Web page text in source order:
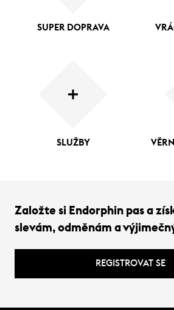
SUPER DOPRAVA
SLUŽBY
Založte si Endorphin pas a
slevám, odměnám a
REGISTROVAT SE